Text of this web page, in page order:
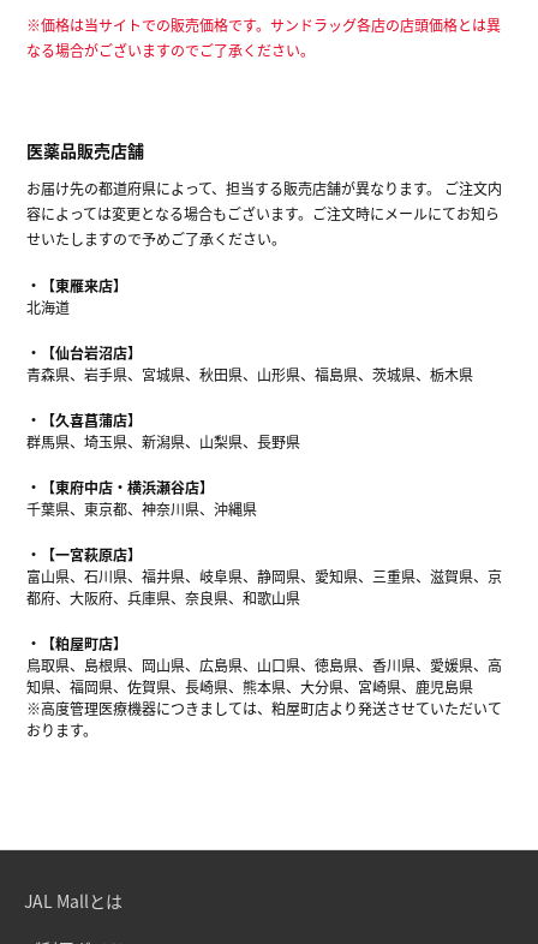
※価格は当サイトでの販売価格です。サンドラッグ各店の店頭価格とは異
なる場合がございますのでご了承ください。
医薬品販売店舗
お届け先の都道府県によって、担当する販売店舗が異なります。 ご注文内
容によっては変更となる場合もございます。ご注文時にメールにてお知ら
せいたしますので予めご了承ください。
【東雁来店】
北海道
【仙台岩沼店】
青森県、岩手県、宮城県、秋田県、山形県、福島県、茨城県、栃木県
【久喜菖蒲店】
群馬県、埼玉県、新潟県、山梨県、長野県
【東府中店・横浜瀬谷店】
千葉県、東京都、神奈川県、沖縄県
【一宮萩原店】
富山県、石川県、福井県、岐阜県、静岡県、愛知県、三重県、滋賀県、京
都府、大阪府、兵庫県、奈良県、和歌山県
【粕屋町店】
鳥取県、島根県、岡山県、広島県、山口県、徳島県、香川県、愛媛県、高
知県、福岡県、佐賀県、長崎県、熊本県、大分県、宮崎県、鹿児島県
※高度管理医療機器につきましては、粕屋町店より発送させていただいて
おります。
JAL Mallとは